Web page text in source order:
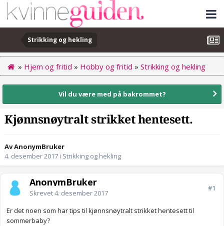
Strikking og hekling
» Hjem og fritid » Hobby og fritid » Strikking og hekling
Vil du være med på bakrommet?
Kjønnsnøytralt strikket hentesett.
Av AnonymBruker
4. desember 2017 i Strikking og hekling
AnonymBruker
Skrevet4. desember 2017
#1
Er det noen som har tips til kjønnsnøytralt strikket hentesett til
sommerbaby?